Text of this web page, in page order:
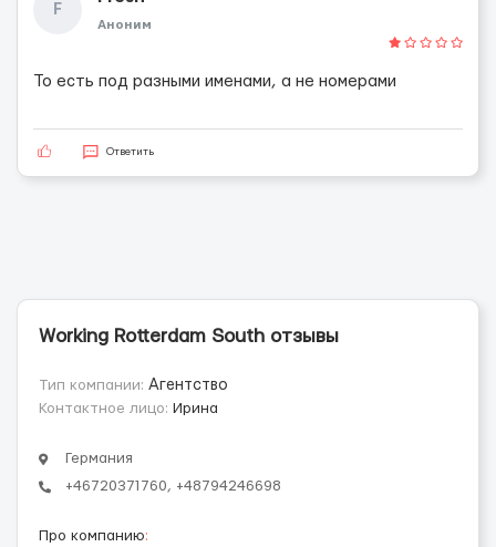
F
Аноним
То есть под разными именами, а не номерами
Ответить
Working Rotterdam South отзывы
Тип компании: Агентство
Контактное лицо: Ирина
Германия
+46720371760, +48794246698
Про компанию: